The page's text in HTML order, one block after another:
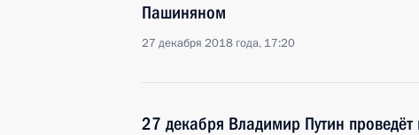
Пашиняном
27 декабря 2018 года, 17:20
27 декабря Владимир Путин